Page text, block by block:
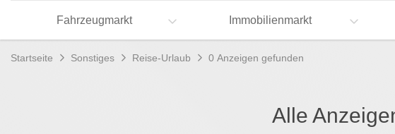
Fahrzeugmarkt Immobilienmarkt
Startseite Sonstiges Reise-Urlaub 0 Anzeigen gefunden
Alle